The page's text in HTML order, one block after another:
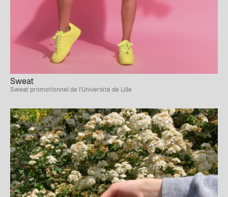
Sweat
Sweat promotionnel de l'Université de Lille